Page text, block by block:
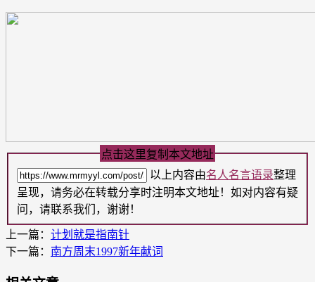
点击这里复制本文地址
以上内容由名人名言语录整理
呈现，请务必在转载分享时注明本文地址！如对内容有疑
问，请联系我们，谢谢！
上一篇： 计划就是指南针
下一篇： 南方周末1997新年献词